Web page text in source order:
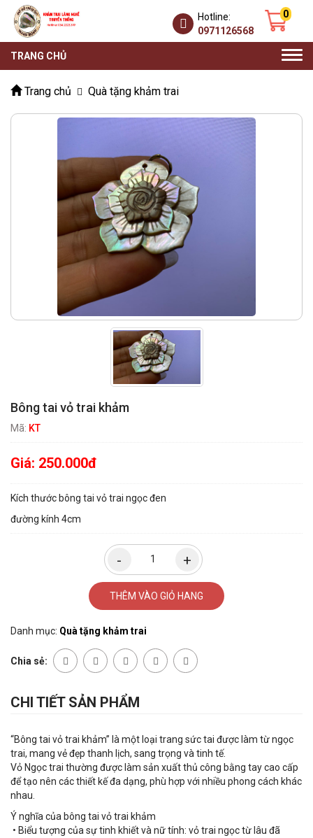
0
Hotline:
0971126568
TRANG CHỦ
Trang chủ Quà tặng khảm trai
Bông tai vỏ trai khảm
Mã: KT
Giá: 250.000đ
Kích thước bông tai vỏ trai ngọc đen
đường kính 4cm
THÊM VÀO GIỎ HANG
Danh mục: Quà tặng khảm trai
Chia sẻ:
CHI TIẾT SẢN PHẨM
“Bông tai vỏ trai khảm” là một loại trang sức tai được làm từ ngọc
trai, mang vẻ đẹp thanh lịch, sang trọng và tinh tế.
Vỏ Ngọc trai thường được làm sản xuất thủ công bằng tay cao cấp
để tạo nên các thiết kế đa dạng, phù hợp với nhiều phong cách khác
nhau.
Ý nghĩa của bông tai vỏ trai khảm
• Biểu tượng của sự tinh khiết và nữ tính: vỏ trai ngọc từ lâu đã